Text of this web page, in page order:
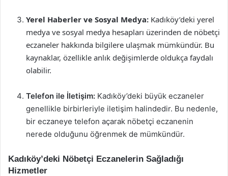
Yerel Haberler ve Sosyal Medya: Kadıköy’deki yerel
medya ve sosyal medya hesapları üzerinden de nöbetçi
eczaneler hakkında bilgilere ulaşmak mümkündür. Bu
kaynaklar, özellikle anlık değişimlerde oldukça faydalı
olabilir.
Telefon ile İletişim: Kadıköy’deki büyük eczaneler
genellikle birbirleriyle iletişim halindedir. Bu nedenle,
bir eczaneye telefon açarak nöbetçi eczanenin
nerede olduğunu öğrenmek de mümkündür.
Kadıköy’deki Nöbetçi Eczanelerin Sağladığı
Hizmetler